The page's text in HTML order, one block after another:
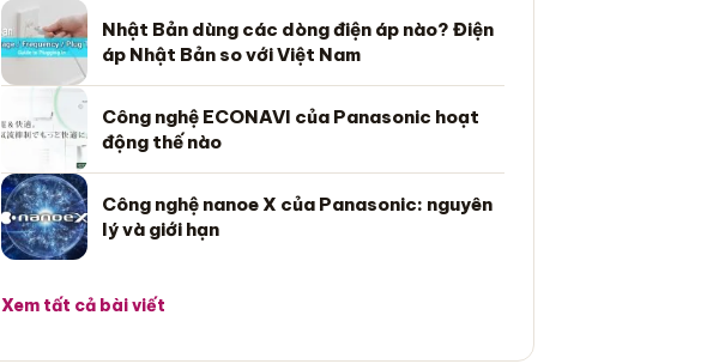
Nhật Bản dùng các dòng điện áp nào? Điện
áp Nhật Bản so với Việt Nam
Công nghệ ECONAVI của Panasonic hoạt
động thế nào
Công nghệ nanoe X của Panasonic: nguyên
lý và giới hạn
Xem tất cả bài viết